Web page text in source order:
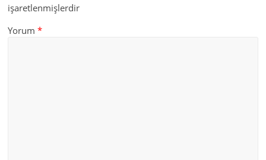
işaretlenmişlerdir
Yorum*